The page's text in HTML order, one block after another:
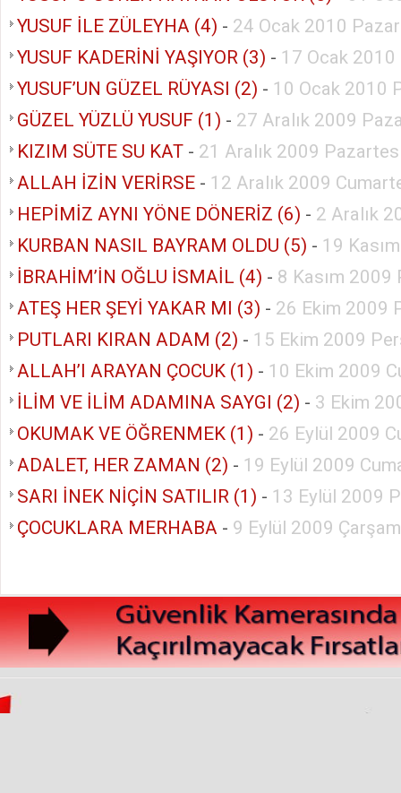
YUSUF İLE ZÜLEYHA (4) - 24 Ocak 2010 Pazar
YUSUF KADERİNİ YAŞIYOR (3) - 17 Ocak 2010
YUSUF’UN GÜZEL RÜYASI (2) - 10 Ocak 2010
GÜZEL YÜZLÜ YUSUF (1) - 27 Aralık 2009
KIZIM SÜTE SU KAT - 21 Aralık 2009
ALLAH İZİN VERİRSE - 12 Aralık 2009
HEPİMİZ AYNI YÖNE DÖNERİZ (6) - 2 Aralık
KURBAN NASIL BAYRAM OLDU (5) - 19
İBRAHİM’İN OĞLU İSMAİL (4) - 8 Kasım 2009
ATEŞ HER ŞEYİ YAKAR MI (3) - 26 Ekim 2009
PUTLARI KIRAN ADAM (2) - 15 Ekim 2009
ALLAH’I ARAYAN ÇOCUK (1) - 10 Ekim 2009
İLİM VE İLİM ADAMINA SAYGI (2) - 3 Ekim
OKUMAK VE ÖĞRENMEK (1) - 26 Eylül 2009
ADALET, HER ZAMAN (2) - 19 Eylül 2009
SARI İNEK NİÇİN SATILIR (1) - 13 Eylül 2009
ÇOCUKLARA MERHABA - 9 Eylül 2009